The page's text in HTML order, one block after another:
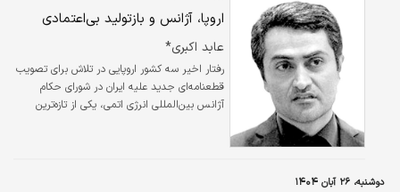
اروپا، آژانس و بازتولید بی‌اعتمادی
عابد اکبری*
رفتار اخیر سه کشور اروپایی در تلاش برای تصویب
قطعنامه‌ای جدید علیه ایران در شورای حکام
آژانس بین‌المللی انرژی اتمی، یکی از تازه‌ترین
دوشنبه، ۲۶ آبان ۱۴۰۴